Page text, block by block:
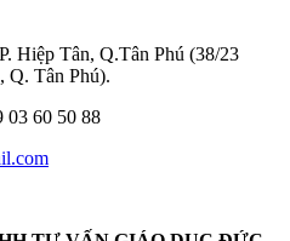
Hiệp Tân, Q.Tân Phú (38/23
Q. Tân Phú).
03 60 50 88